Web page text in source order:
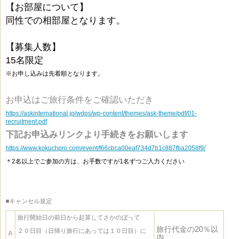
【お部屋について】
同性での相部屋となります。
【募集人数】
15名限定
※お申し込みは先着順となります。
お申込はご旅行条件をご確認いただき
https://askinternational.jp/wdps/wp-content/themes/ask-theme/pdf/01-
recruitment.pdf
下記お申込みリンクより手続きをお願いします
https://www.kokuchpro.com/event/f66cbca00eaf734d7b1c887fba2058f9/
＊2名以上でご参加の方は、お手数ですが1名ずつご入力ください
■キャンセル規定
A
旅行開始日の前日から起算してさかのぼって
２０日目（日帰り旅行にあっては１０日目）に
旅行代金の20％以
内